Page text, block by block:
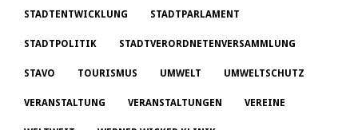
STADTENTWICKLUNG STADTPARLAMENT
STADTPOLITIK STADTVERORDNETENVERSAMMLUNG
STAVO TOURISMUS UMWELT UMWELTSCHUTZ
VERANSTALTUNG VERANSTALTUNGEN VEREINE